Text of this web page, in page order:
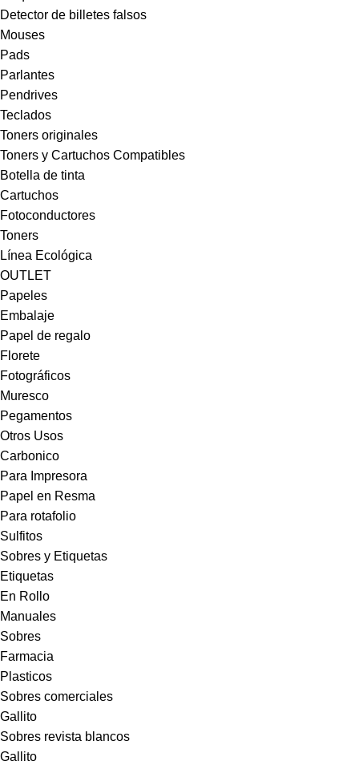
Detector de billetes falsos
Mouses
Pads
Parlantes
Pendrives
Teclados
Toners originales
Toners y Cartuchos Compatibles
Botella de tinta
Cartuchos
Fotoconductores
Toners
Línea Ecológica
OUTLET
Papeles
Embalaje
Papel de regalo
Florete
Fotográficos
Muresco
Pegamentos
Otros Usos
Carbonico
Para Impresora
Papel en Resma
Para rotafolio
Sulfitos
Sobres y Etiquetas
Etiquetas
En Rollo
Manuales
Sobres
Farmacia
Plasticos
Sobres comerciales
Gallito
Sobres revista blancos
Gallito